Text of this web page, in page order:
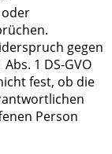
gegen
1 DS-GVO
fest, ob die
Person